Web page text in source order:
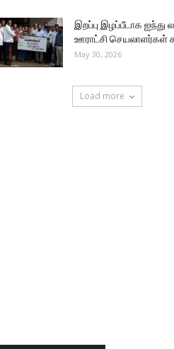
இறப்பு இழப்பீடாக ஐந்து
ஊராட்சி செயலாளர்கள்
May 30, 2026
Load more